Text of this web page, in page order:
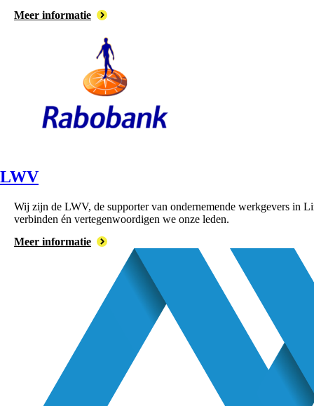
Meer informatie
LWV
Wij zijn de LWV, de supporter van ondernemende werkgevers in
verbinden én vertegenwoordigen we onze leden.
Meer informatie